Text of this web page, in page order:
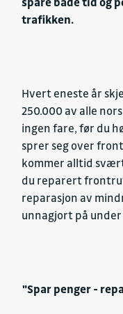
trafikken.
Hvert eneste år
250.000 av alle
ingen fare, før du
sprer seg over
kommer alltid
du reparert
reparasjon av
unnagjort på
"Spar penger -